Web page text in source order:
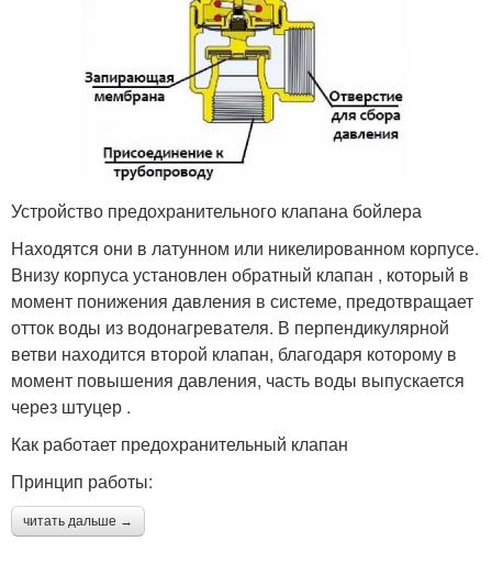
Устройство предохранительного клапана бойлера
Находятся они в латунном или никелированном корпусе.
Внизу корпуса установлен обратный клапан , который в
момент понижения давления в системе, предотвращает
отток воды из водонагревателя. В перпендикулярной
ветви находится второй клапан, благодаря которому в
момент повышения давления, часть воды выпускается
через штуцер .
Как работает предохранительный клапан
Принцип работы:
читать дальше →